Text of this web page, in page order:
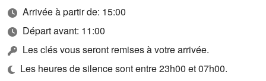
Arrivée à partir de: 15:00
Départ avant: 11:00
Les clés vous seront remises à votre arrivée.
Les heures de silence sont entre 23h00 et 07h00.